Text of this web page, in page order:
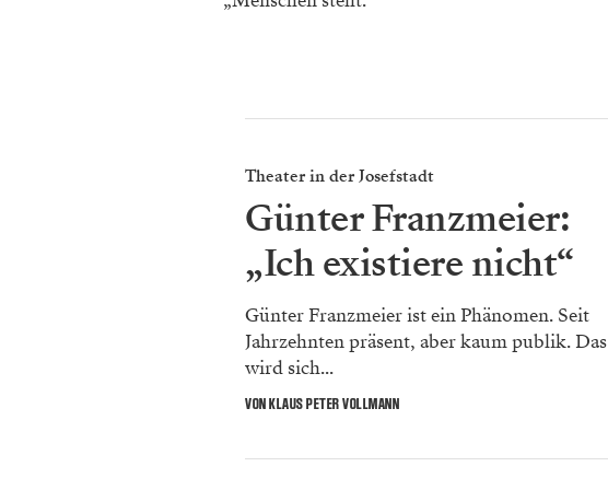
Theater in der Josefstadt
Günter Franzmeier:
„Ich existiere nicht“
Günter Franzmeier ist ein Phänomen. Seit
Jahrzehnten präsent, aber kaum publik. Das
wird sich...
VON KLAUS PETER VOLLMANN